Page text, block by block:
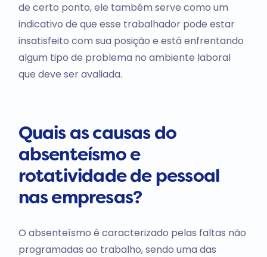
de certo ponto, ele também serve como um
indicativo de que esse trabalhador pode estar
insatisfeito com sua posição e está enfrentando
algum tipo de problema no ambiente laboral
que deve ser avaliada.
Quais as causas do
absenteísmo e
rotatividade de pessoal
nas empresas?
O absenteísmo é caracterizado pelas faltas não
programadas ao trabalho, sendo uma das